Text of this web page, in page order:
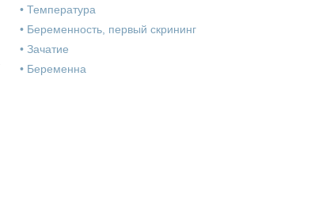
• Температура
• Беременность, первый скрининг
• Зачатие
• Беременна